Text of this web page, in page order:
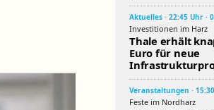
Aktuelles · 22:45 Uhr ·
Investitionen im Harz
Thale erhält
Euro für neue
Veranstaltungen ·
Feste im Nordharz